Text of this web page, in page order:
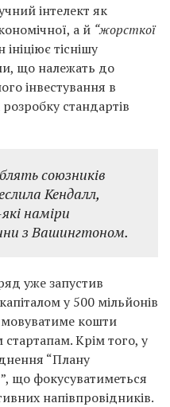
інтелект як
а й “жорсткої
тіснішу
що належать до
інвестування в
стандартів
союзників
Кендалл,
наміри
з Вашингтоном.
уже запустив
у 500 мільйонів
кошти
Крім того, у
“Плану
що фокусуватиметься
напівпровідників.